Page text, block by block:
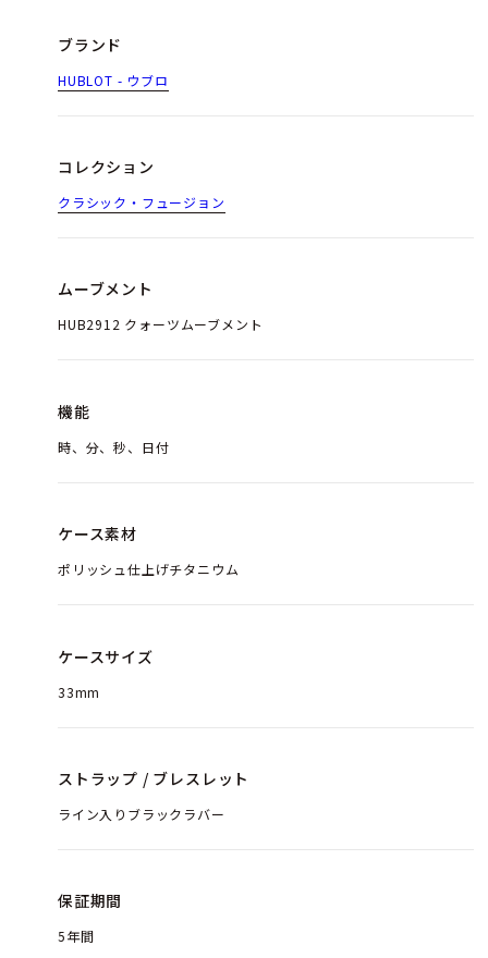
ブランド
HUBLOT - ウブロ
コレクション
クラシック・フュージョン
ムーブメント
HUB2912 クォーツムーブメント
機能
時、分、秒、日付
ケース素材
ポリッシュ仕上げチタニウム
ケースサイズ
33mm
ストラップ / ブレスレット
ライン入りブラックラバー
保証期間
5年間